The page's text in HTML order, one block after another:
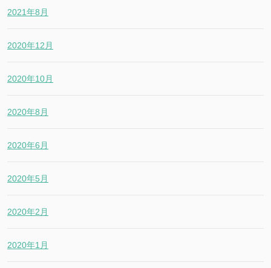
2021年8月
2020年12月
2020年10月
2020年8月
2020年6月
2020年5月
2020年2月
2020年1月